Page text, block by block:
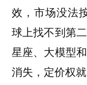
效，市场没法
球上找不到第
星座、大模型
消失，定价权